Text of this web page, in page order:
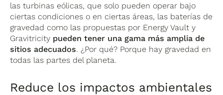
las turbinas eólicas, que solo pueden operar bajo
ciertas condiciones o en ciertas áreas, las baterías de
gravedad como las propuestas por Energy Vault y
Gravitricity pueden tener una gama más amplia de
sitios adecuados. ¿Por qué? Porque hay gravedad en
todas las partes del planeta.
Reduce los impactos ambientales